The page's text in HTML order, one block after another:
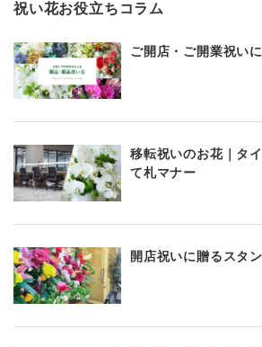
祝い花お役立ちコラム
ご開店・ご開業祝い
移転祝いのお花｜タ
て札マナー
開店祝いに贈るスタ